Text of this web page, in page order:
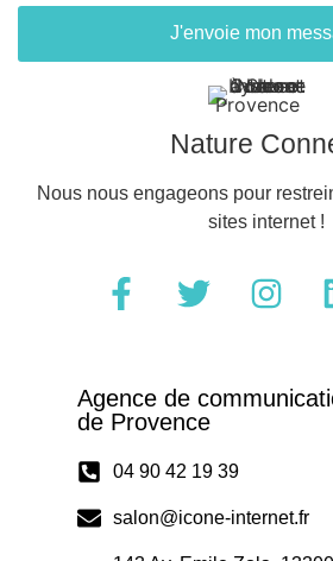
J'envoie mon
Nature
Nous nous engageons pour
sites internet !
Agence de
de Provence
04 90 42 19 39
salon@icone-internet.fr